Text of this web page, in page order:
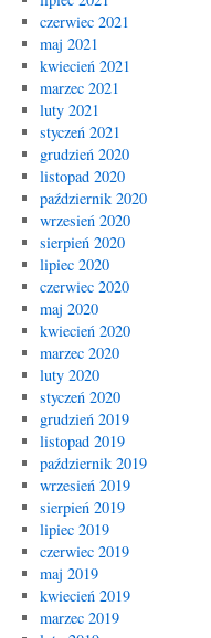
czerwiec 2021
maj 2021
kwiecień 2021
marzec 2021
luty 2021
styczeń 2021
grudzień 2020
listopad 2020
październik 2020
wrzesień 2020
sierpień 2020
lipiec 2020
czerwiec 2020
maj 2020
kwiecień 2020
marzec 2020
luty 2020
styczeń 2020
grudzień 2019
listopad 2019
październik 2019
wrzesień 2019
sierpień 2019
lipiec 2019
czerwiec 2019
maj 2019
kwiecień 2019
marzec 2019